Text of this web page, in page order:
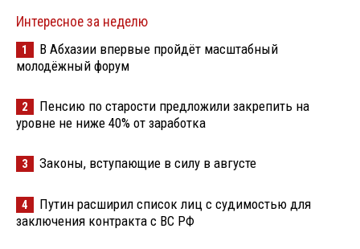
Интересное за неделю
1
В Абхазии впервые пройдёт масштабный
молодёжный форум
2
Пенсию по старости предложили закрепить на
уровне не ниже 40% от заработка
3 Законы, вступающие в силу в августе
4
Путин расширил список лиц с судимостью для
заключения контракта с ВС РФ